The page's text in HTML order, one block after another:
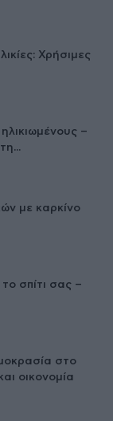
Χρήσιμες
–
με καρκίνο
σπίτι σας –
στο
οικονομία